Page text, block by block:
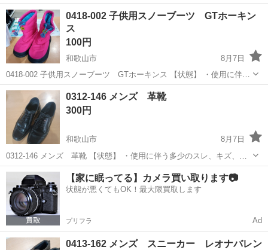
例29万円以上！生活支援物資事前対応可◎即日入寮OK！寮費はずっと
無料＆備品付き1R寮完備！赴任旅費会社負担！工場まで無料送迎あり
◎《大阪府堺市》 人気の工場の...
大阪 堺市 その他
0418-002 子供用スノーブーツ GTホーキン
ス
100円
和歌山市
8月7日
0418-002 子供用スノーブーツ GTホーキンス 【状態】 ・使用に伴う
多少のスレ、キズ、落としきれない汚れなどございます ・詳細は現地
でご確認ください ・お値引きは出来かねますのでご了承願います ※
和歌山 和歌山市 服/ファッション ホーキンス
0312-146 メンズ 革靴
300円
和歌山市
8月7日
0312-146 メンズ 革靴 【状態】 ・使用に伴う多少のスレ、キズ、落
としきれない汚れなどございます ・詳細は現地でご確認ください ・お
値引きは出来かねますのでご了承願います ※中古品のため、状態につ
い...
和歌山 和歌山市 服/ファッション 現地
【家に眠ってる】カメラ買い取ります📷
状態が悪くてもOK！最大限買取します
プリフラ Ad
0413-162 メンズ スニーカー レオナバレン